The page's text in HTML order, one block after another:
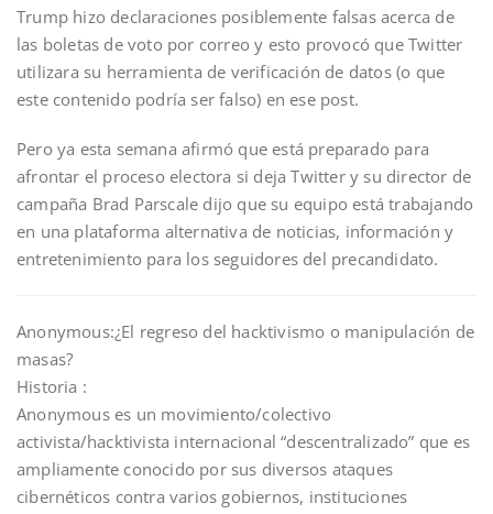
Trump hizo declaraciones posiblemente falsas acerca de
las boletas de voto por correo y esto provocó que Twitter
utilizara su herramienta de verificación de datos (o que
este contenido podría ser falso) en ese post.
Pero ya esta semana afirmó que está preparado para
afrontar el proceso electora si deja Twitter y su director de
campaña Brad Parscale dijo que su equipo está trabajando
en una plataforma alternativa de noticias, información y
entretenimiento para los seguidores del precandidato.
Anonymous:¿El regreso del hacktivismo o manipulación de
masas?
Historia :
Anonymous es un movimiento/colectivo
activista/hacktivista internacional “descentralizado” que es
ampliamente conocido por sus diversos ataques
cibernéticos contra varios gobiernos, instituciones